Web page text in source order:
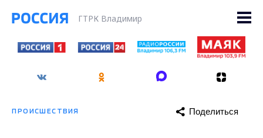
ГТРК Владимир
ПРОИСШЕСТВИЯ Поделиться